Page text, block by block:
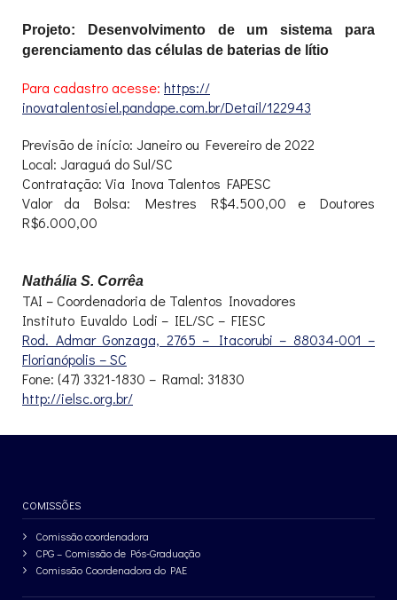
Projeto:
Desenvolvimento de um sistema para
gerenciamento das células de baterias de lítio
Para cadastro acesse: https://
inovatalentosiel.pandape.com.br/Detail/122943
Previsão de início: Janeiro ou Fevereiro de 2022
Local: Jaraguá do Sul/SC
Contratação: Via Inova Talentos FAPESC
Valor da Bolsa: Mestres R$4.500,00 e Doutores
R$6.000,00
Nathália S. Corrêa
TAI – Coordenadoria de Talentos Inovadores
Instituto Euvaldo Lodi – IEL/SC – FIESC
Rod. Admar Gonzaga, 2765 – Itacorubi – 88034-001 –
Florianópolis – SC
Fone: (47) 3321-1830 – Ramal: 31830
http://ielsc.org.br/
COMISSÕES
Comissão coordenadora
CPG – Comissão de Pós-Graduação
Comissão Coordenadora do PAE